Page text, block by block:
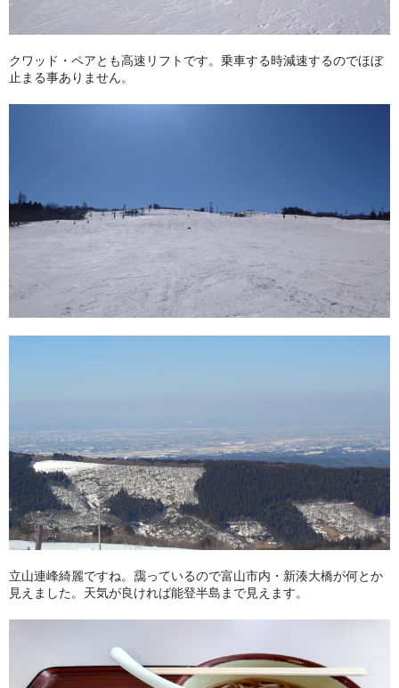
クワッド・ペアとも高速リフトです。乗車する時減速するのでほぼ
止まる事ありません。
立山連峰綺麗ですね。靄っているので富山市内・新湊大橋が何とか
見えました。天気が良ければ能登半島まで見えます。